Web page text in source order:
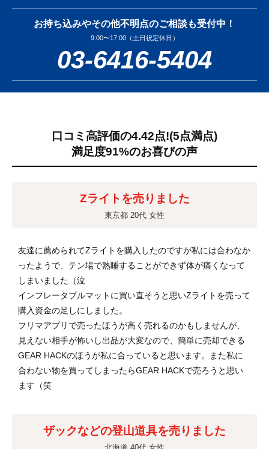
お持ち込みやその他不明点のご相談も受付中！
9:00〜17:00（土日祝定休日）
03-6416-5404
口コミ高評価の4.42点!(5点満点)
満足度91%のお喜びの声
Zライトを売りました
東京都 20代 女性
友達に薦められてZライトを購入したのですが私には合わなか
ったようで、テン場で熟睡することができず体が痛くなって
しまいました（泣
インフレータブルマットに買い直そうと思いZライトを売って
購入資金の足しにしました。
フリマアプリで売ったほうが高く売れるのかもしませんが、
見えない相手が怖いし出品が大変なので、簡単に売却できる
GEAR HACKのほうが私に合っていると思います。また私に
合わない物を買ってしまったらGEAR HACKで売ろうと思い
ます（笑
ザックなどの登山道具を売りました